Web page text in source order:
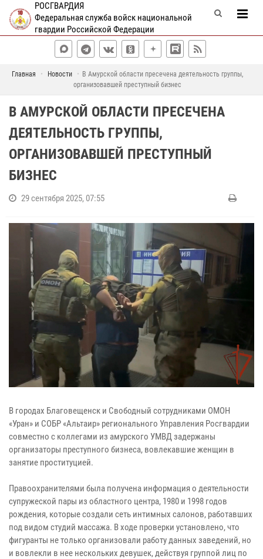
РОСГВАРДИЯ
Федеральная служба войск национальной
гвардии Российской Федерации
Главная Новости
В Амурской области пресечена деятельность группы,
организовавшей преступный бизнес
В АМУРСКОЙ ОБЛАСТИ ПРЕСЕЧЕНА
ДЕЯТЕЛЬНОСТЬ ГРУППЫ,
ОРГАНИЗОВАВШЕЙ ПРЕСТУПНЫЙ
БИЗНЕС
29 сентября 2025, 07:55
В городах Благовещенск и Свободный сотрудниками ОМОН
«Уран» и СОБР «Альтаир» регионального Управления Росгвардии
совместно с коллегами из амурского УМВД задержаны
организаторы преступного бизнеса, вовлекавшие женщин в
занятие проституцией.
Правоохранителями была получена информация о деятельности
супружеской пары из областного центра, 1980 и 1998 годов
рождения, которые создали сеть интимных салонов, работавших
под видом студий массажа. В ходе проверки установлено, что
фигуранты не только организовали работу данных заведений, но
и вовлекли в нее нескольких девушек, действуя группой лиц по